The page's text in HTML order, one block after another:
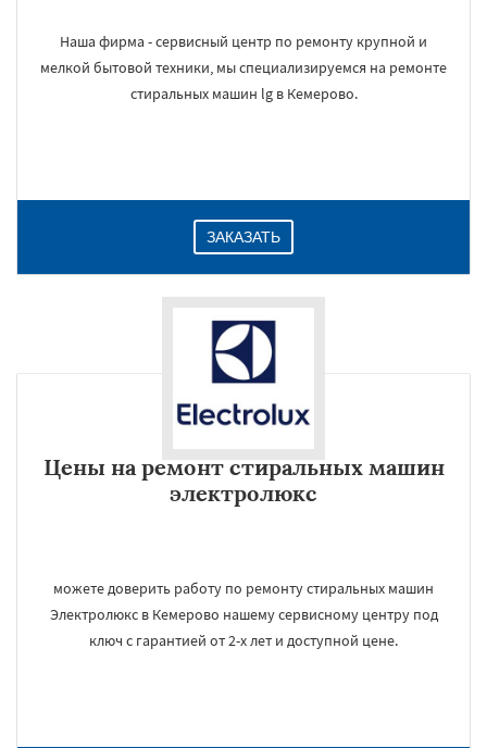
Наша фирма - сервисный центр по ремонту крупной и
мелкой бытовой техники, мы специализируемся на ремонте
стиральных машин lg в Кемерово.
ЗАКАЗАТЬ
Цены на ремонт стиральных машин
электролюкс
можете доверить работу по ремонту стиральных машин
Электролюкс в Кемерово нашему сервисному центру под
ключ с гарантией от 2-х лет и доступной цене.